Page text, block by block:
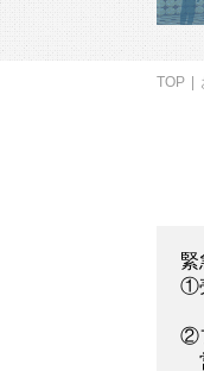
TOP
緊
①
②